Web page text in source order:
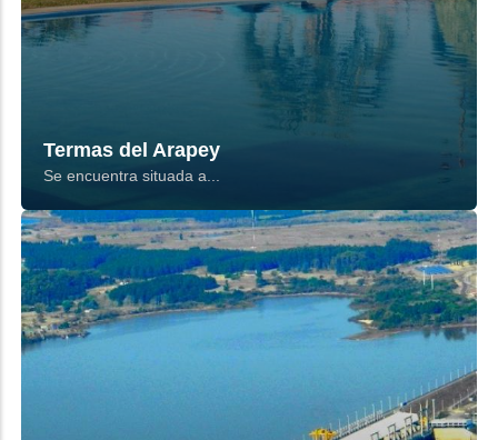
Termas del Arapey
Se encuentra situada a...